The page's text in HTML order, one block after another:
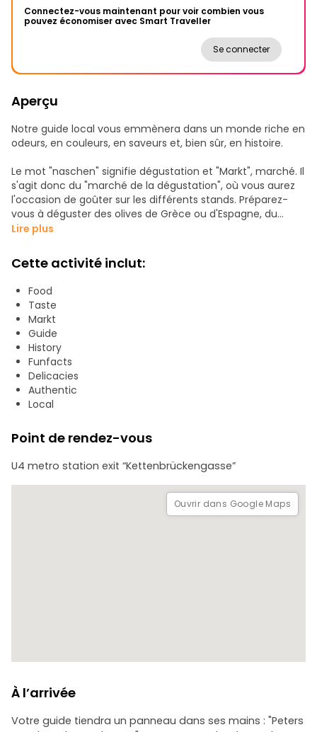
Connectez-vous maintenant pour voir combien vous
pouvez économiser avec Smart Traveller
Se connecter
Aperçu
Notre guide local vous emmènera dans un monde riche en
odeurs, en couleurs, en saveurs et, bien sûr, en histoire.
Le mot "naschen" signifie dégustation et "Markt", marché. Il
s'agit donc du "marché de la dégustation", où vous aurez
l'occasion de goûter sur les différents stands. Préparez-
vous à déguster des olives de Grèce ou d'Espagne, du
fromage de Suisse, du curry d'Inde, du poivre du Brésil ou
Lire plus
Cette activité inclut:
Food
Taste
Markt
Guide
History
Funfacts
Delicacies
Authentic
Local
Point de rendez-vous
U4 metro station exit “Kettenbrückengasse”
Ouvrir dans Google Maps
À l’arrivée
Votre guide tiendra un panneau dans ses mains : "Peters